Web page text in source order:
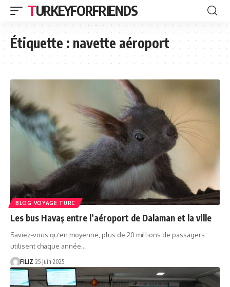
TURKEYFORFRIENDS
Étiquette :navette aéroport
BLOG VOYAGE TURC
Les bus Havaş entre l’aéroport de Dalaman et la ville
Saviez-vous qu'en moyenne, plus de 20 millions de passagers
utilisent chaque année…
FILIZ 25 juin 2025